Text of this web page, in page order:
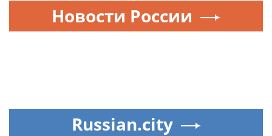
Новости России
Russian.city